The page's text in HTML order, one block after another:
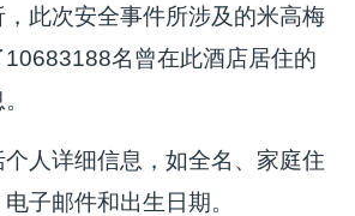
此次安全事件所涉及的米高梅
名曾在此酒店居住的
人详细信息，如全名、家庭住
子邮件和出生日期。